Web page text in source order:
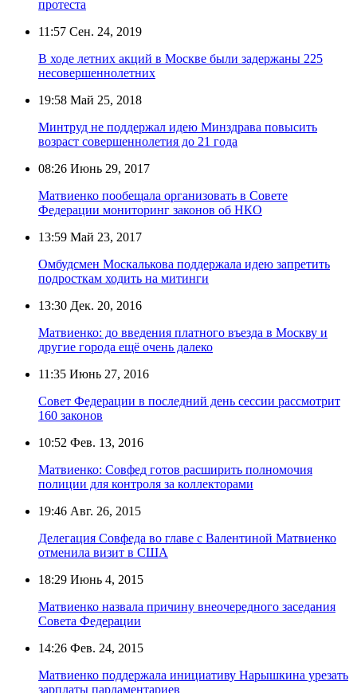
протеста
11:57 Сен. 24, 2019
В ходе летних акций в Москве были задержаны 225
несовершеннолетних
19:58 Май 25, 2018
Минтруд не поддержал идею Минздрава повысить
возраст совершеннолетия до 21 года
08:26 Июнь 29, 2017
Матвиенко пообещала организовать в Совете
Федерации мониторинг законов об НКО
13:59 Май 23, 2017
Омбудсмен Москалькова поддержала идею запретить
подросткам ходить на митинги
13:30 Дек. 20, 2016
Матвиенко: до введения платного въезда в Москву и
другие города ещё очень далеко
11:35 Июнь 27, 2016
Совет Федерации в последний день сессии рассмотрит
160 законов
10:52 Фев. 13, 2016
Матвиенко: Совфед готов расширить полномочия
полиции для контроля за коллекторами
19:46 Авг. 26, 2015
Делегация Совфеда во главе с Валентиной Матвиенко
отменила визит в США
18:29 Июнь 4, 2015
Матвиенко назвала причину внеочередного заседания
Совета Федерации
14:26 Фев. 24, 2015
Матвиенко поддержала инициативу Нарышкина урезать
зарплаты парламентариев